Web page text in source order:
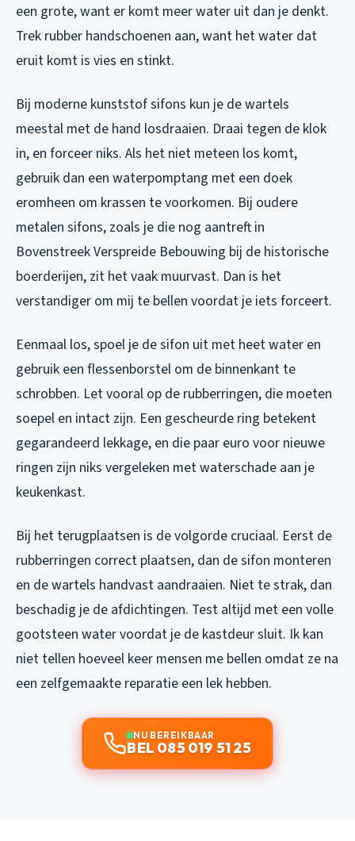
een grote, want er komt meer water uit dan je denkt.
Trek rubber handschoenen aan, want het water dat
eruit komt is vies en stinkt.
Bij moderne kunststof sifons kun je de wartels
meestal met de hand losdraaien. Draai tegen de klok
in, en forceer niks. Als het niet meteen los komt,
gebruik dan een waterpomptang met een doek
eromheen om krassen te voorkomen. Bij oudere
metalen sifons, zoals je die nog aantreft in
Bovenstreek Verspreide Bebouwing bij de historische
boerderijen, zit het vaak muurvast. Dan is het
verstandiger om mij te bellen voordat je iets forceert.
Eenmaal los, spoel je de sifon uit met heet water en
gebruik een flessenborstel om de binnenkant te
schrobben. Let vooral op de rubberringen, die moeten
soepel en intact zijn. Een gescheurde ring betekent
gegarandeerd lekkage, en die paar euro voor nieuwe
ringen zijn niks vergeleken met waterschade aan je
keukenkast.
Bij het terugplaatsen is de volgorde cruciaal. Eerst de
rubberringen correct plaatsen, dan de sifon monteren
en de wartels handvast aandraaien. Niet te strak, dan
beschadig je de afdichtingen. Test altijd met een volle
gootsteen water voordat je de kastdeur sluit. Ik kan
niet tellen hoeveel keer mensen me bellen omdat ze na
een zelfgemaakte reparatie een lek hebben.
NU BEREIKBAAR
BEL 085 019 51 25